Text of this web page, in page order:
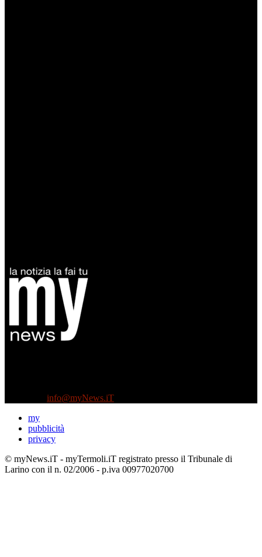
info@myNews.iT
my
pubblicità
privacy
© myNews.iT - myTermoli.iT registrato presso il Tribunale di
Larino con il n. 02/2006 - p.iva 00977020700